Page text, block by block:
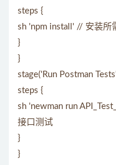
steps {
sh 'npm install' // 安装所
}
}
stage('Run Postman
steps {
sh 'newman run
接口测试
}
}